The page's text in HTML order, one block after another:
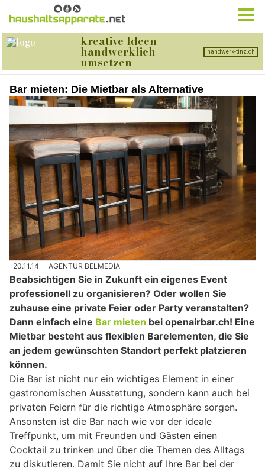
Bar mieten: Die Mietbar als Alternative
20.11.14 AGENTUR BELMEDIA
Beabsichtigen Sie in Zukunft ein eigenes Event
professionell zu organisieren? Oder wollen Sie
zuhause eine private Feier oder Party veranstalten?
Dann einfach eine Bar mieten bei openairbar.ch! Eine
Mietbar besteht aus flexiblen Barelementen, die Sie
an jedem gewünschten Standort perfekt platzieren
können.
Die Bar ist nicht nur ein wichtiges Element in einer
gastronomischen Ausstattung, sondern kann auch bei
privaten Feiern für die richtige Atmosphäre sorgen.
Ansonsten ist die Bar nach wie vor der ideale
Treffpunkt, um mit Freunden und Gästen einen
Cocktail zu trinken und über die Themen des Alltags
zu diskutieren. Damit Sie nicht auf Ihre Bar bei der